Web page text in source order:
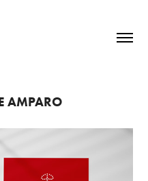
AMPARO